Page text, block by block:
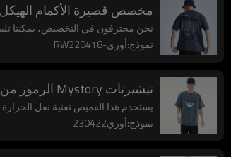
مخصص قصيرة الأكمام
نحن محترفون في التخصيص، يمكننا
نموذج:أوري-RW220418
تيشيرتات Mystory الرموز من مصنع الملابس، 100% قطن، تيشيرتات كبيرة الحجم مصنوعة من حمض عتيق
يستخدم هذا القميص تقنية نقل الحرارة
نموذج:أوري230422